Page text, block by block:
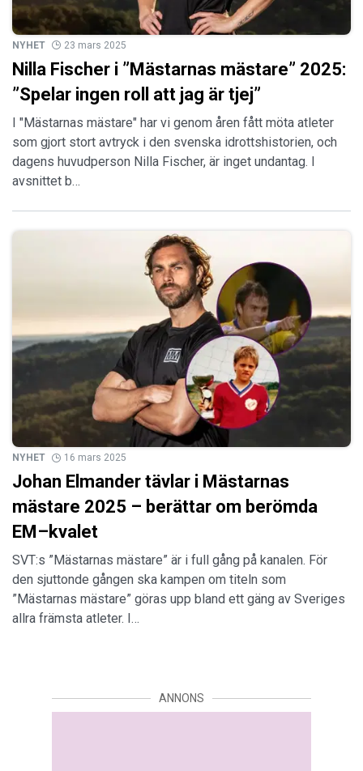
NYHET 23 mars 2025
Nilla Fischer i ”Mästarnas mästare” 2025:
”Spelar ingen roll att jag är tjej”
I "Mästarnas mästare" har vi genom åren fått möta atleter
som gjort stort avtryck i den svenska idrottshistorien, och
dagens huvudperson Nilla Fischer, är inget undantag. I
avsnittet b…
NYHET 16 mars 2025
Johan Elmander tävlar i Mästarnas
mästare 2025 – berättar om berömda
EM–kvalet
SVT:s ”Mästarnas mästare” är i full gång på kanalen. För
den sjuttonde gången ska kampen om titeln som
”Mästarnas mästare” göras upp bland ett gäng av Sveriges
allra främsta atleter. I…
ANNONS